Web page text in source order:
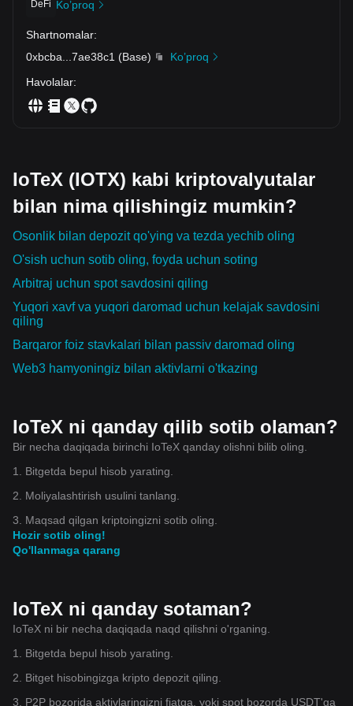
DeFi Ko’proq
Shartnomalar:
0xbcba
7ae38c1 (Base)
Ko’proq
Havolalar:
IoTeX (IOTX) kabi kriptovalyutalar
bilan nima qilishingiz mumkin?
Osonlik bilan depozit qo'ying va tezda yechib oling
O'sish uchun sotib oling, foyda uchun soting
Arbitraj uchun spot savdosini qiling
Yuqori xavf va yuqori daromad uchun kelajak savdosini
qiling
Barqaror foiz stavkalari bilan passiv daromad oling
Web3 hamyoningiz bilan aktivlarni o'tkazing
IoTeX ni qanday qilib sotib olaman?
Bir necha daqiqada birinchi IoTeX qanday olishni bilib oling.
1. Bitgetda bepul hisob yarating.
2. Moliyalashtirish usulini tanlang.
3. Maqsad qilgan kriptoingizni sotib oling.
Hozir sotib oling!
Qo'llanmaga qarang
IoTeX ni qanday sotaman?
IoTeX ni bir necha daqiqada naqd qilishni o'rganing.
1. Bitgetda bepul hisob yarating.
2. Bitget hisobingizga kripto depozit qiling.
3. P2P bozorida aktivlaringizni fiatga, yoki spot bozorda USDT'ga